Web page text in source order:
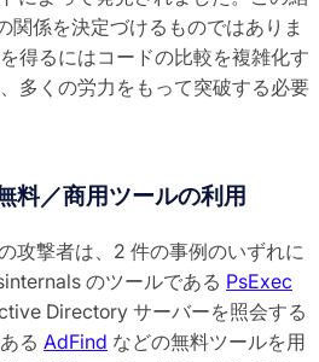
係を決定づけるものではありま
得るにはコードの比較を複雑化す
多くの労力をもって突破する必要
料／商用ツールの利用
攻撃者は、2 件の事例のいずれに
のツールである PsExec
Directory サーバーを照会する
る AdFind などの無料ツールを用